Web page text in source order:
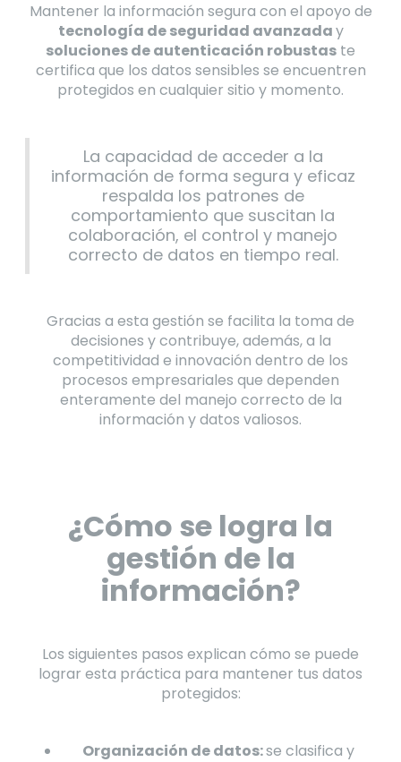
Mantener la información segura con el apoyo de
tecnología de seguridad avanzaday
soluciones de autenticación robustas te
certifica que los datos sensibles se encuentren
protegidos en cualquier sitio y momento.
La capacidad de acceder a la
información de forma segura y eficaz
respalda los patrones de
comportamiento que suscitan la
colaboración, el control y manejo
correcto de datos en tiempo real.
Gracias a esta gestión se facilita la toma de
decisiones y contribuye, además, a la
competitividad e innovación dentro de los
procesos empresariales que dependen
enteramente del manejo correcto de la
información y datos valiosos.
¿Cómo se logra la
gestión de la
información?
Los siguientes pasos explican cómo se puede
lograr esta práctica para mantener tus datos
protegidos:
Organización de datos:se clasifica y